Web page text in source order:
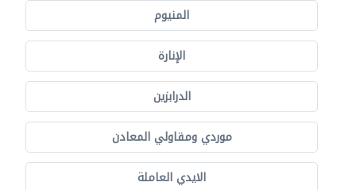
المنيوم
الإنارة
الدرابزين
موردي ومقاولي المعادن
الايدي العاملة